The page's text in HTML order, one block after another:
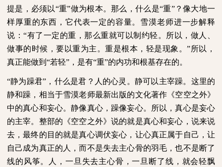
提是，必须以“重”做为根本。那么，什么是“重”？像大地一
样厚重的东西，它代表一定的容量。雪漠老师进一步解释
说：“有了一定的重，那么重就可以制约轻。所以，做人、
做事的时候，要以重为主。重是根本，轻是现象。”所以，
真正能做到“若轻”，是有“重”的内功和根基存在的。
“静为躁君”，什么是君？人的心灵。静可以主宰躁。这里的
静和躁，相当于雪漠老师最新出版的文化著作《空空之外》
中的真心和妄心。静像真心，躁像妄心。所以，真心是妄心
的主宰。整部的《空空之外》说的就是真心和妄心，说来说
去，最终的目的就是真心调伏妄心，让心真正属于自己，让
自己成为真正的人，而不是失去主心骨的羽毛，也不是断了
线的风筝。人，一旦失去主心骨，一旦断了线，就会轻飘